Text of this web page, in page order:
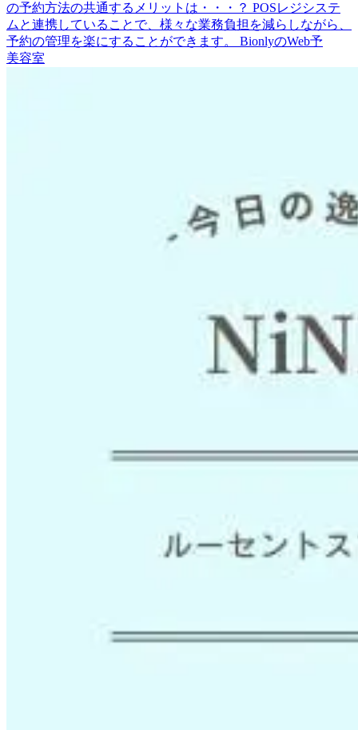
の予約方法の共通するメリットは・・・？ POSレジシステ
ムと連携していることで、様々な業務負担を減らしながら、
予約の管理を楽にすることができます。 BionlyのWeb予
美容室